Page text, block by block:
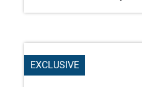
EXCLUSIVE